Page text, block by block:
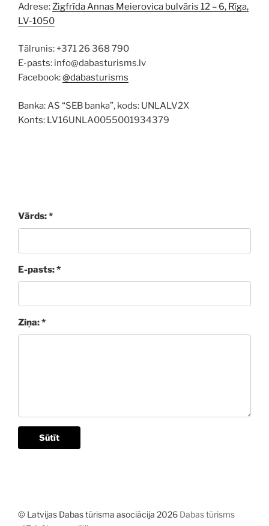
Adrese:Zigfrīda Annas Meierovica bulvāris 12 – 6, Rīga,
LV-1050
Tālrunis: +371 26 368 790
E-pasts: info@dabasturisms.lv
Facebook:@dabasturisms
Banka: AS “SEB banka”, kods: UNLALV2X
Konts: LV16UNLA0055001934379
Vārds: *
E-pasts: *
Ziņa: *
Sūtīt
© Latvijas Dabas tūrisma asociācija 2026 Dabas tūrisms